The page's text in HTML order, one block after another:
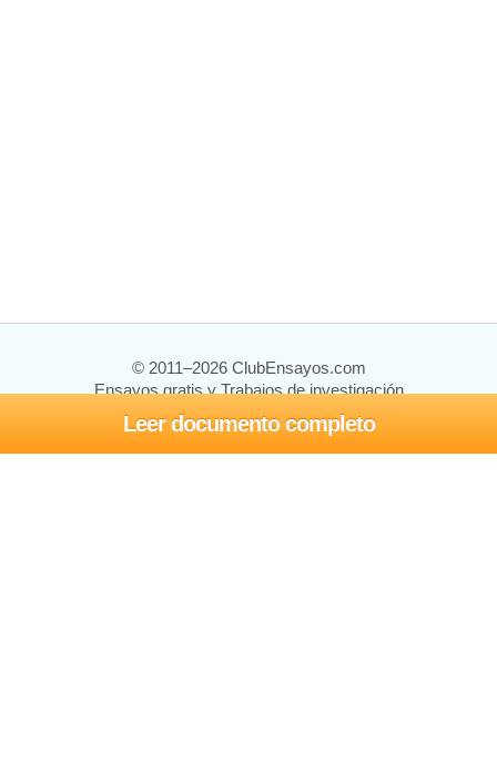
Leer documento completo
© 2011–2026 ClubEnsayos.com
Ensayos gratis y Trabajos de investigación